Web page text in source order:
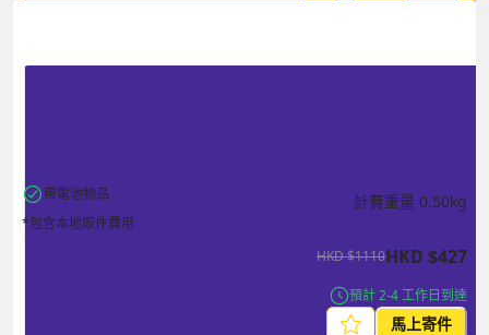
帶電池物品
*包含本地取件費用
計費重量 0.50kg
HKD$1110HKD $427
預計 2-4 工作日到達
馬上寄件